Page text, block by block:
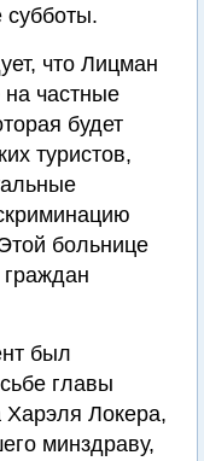
субботы.
что Лицман
на частные
будет
туристов,
больнице
был
главы
Харэля Локера,
минздраву,